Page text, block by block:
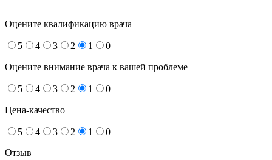
Оцените квалификацию врача
5 4 3 2 1 0
Оцените внимание врача к вашей проблеме
5 4 3 2 1 0
Цена-качество
5 4 3 2 1
0
Отзыв